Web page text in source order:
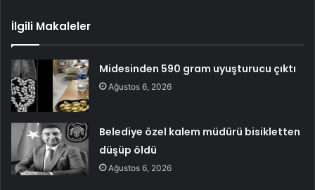
İlgili Makaleler
Midesinden 590 gram uyuşturucu çıktı
Ağustos 6, 2026
Belediye özel kalem müdürü bisikletten
düşüp öldü
Ağustos 6, 2026